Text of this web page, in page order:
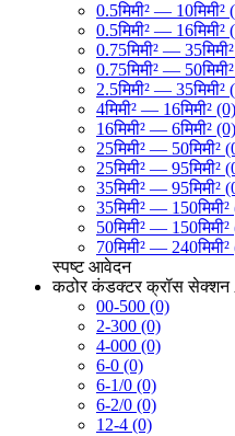
0.5मिमी² — 10मिमी²
0.5मिमी² — 16मिमी²
0.75मिमी² —
0.75मिमी² —
2.5मिमी² — 35मिमी²
4मिमी² — 16मिमी² (0)
16मिमी² — 6मिमी² (0)
25मिमी² — 50मिमी²
25मिमी² — 95मिमी²
35मिमी² — 95मिमी²
35मिमी² —
50मिमी² —
70मिमी² —
स्पष्ट आवेदन
कठोर कंडक्टर क्रॉस सेक्शन
00-500 (0)
2-300 (0)
4-000 (0)
6-0 (0)
6-1/0 (0)
6-2/0 (0)
12-4 (0)